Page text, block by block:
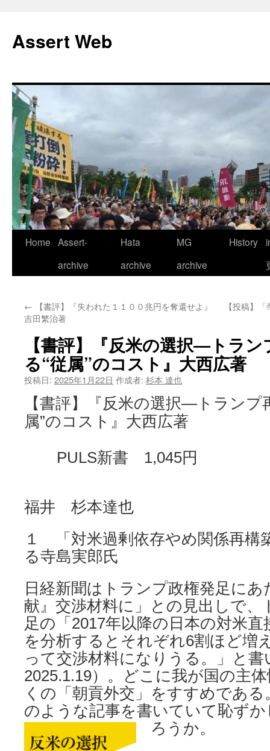
テ
ン
ス
キ
ッ
プ
Assert Web
Home Assert-
archive
Hata
archive
MG
archive
History
← 【書評】『失われた１１００兆円を奪還せよ』
吉田繁治著
【投稿】
【書評】『反米の選択―トラ
る“従属”のコスト』大西広著
投稿日: 2025年1月22日 作成者: 杉本 達也
【書評】『反米の選択―トランプ
属”のコスト』大西広著
PULS新書 1,045円
福井 杉本達也
１ 「対米過剰依存やめ関係再構
る寺島実郎氏
日経新聞はトランプ政権発足に
献』交渉材料に」との見出しで、
足の「2017年以降の日本の対米
を分析するとそれぞれ6割ほど増
って交渉材料になりうる。」と書
2025.1.19）。どこに我が国の主
くの「朝貢外交」をすすめであ
のような記事を書いていて恥ず
ろうか。